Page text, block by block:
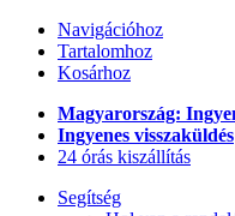
Navigációhoz
Tartalomhoz
Kosárhoz
Magyarország:
Ingyenes visszaküldés
24 órás kiszállítás
Segítség